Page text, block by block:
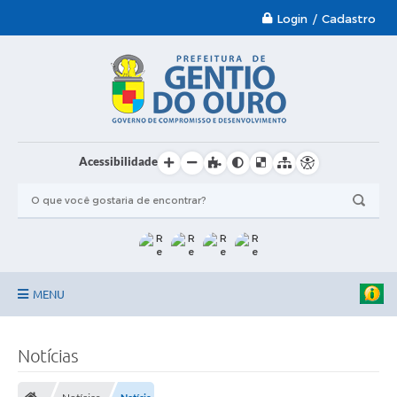
Login / Cadastro
Acessibilidade
MENU
Notícias